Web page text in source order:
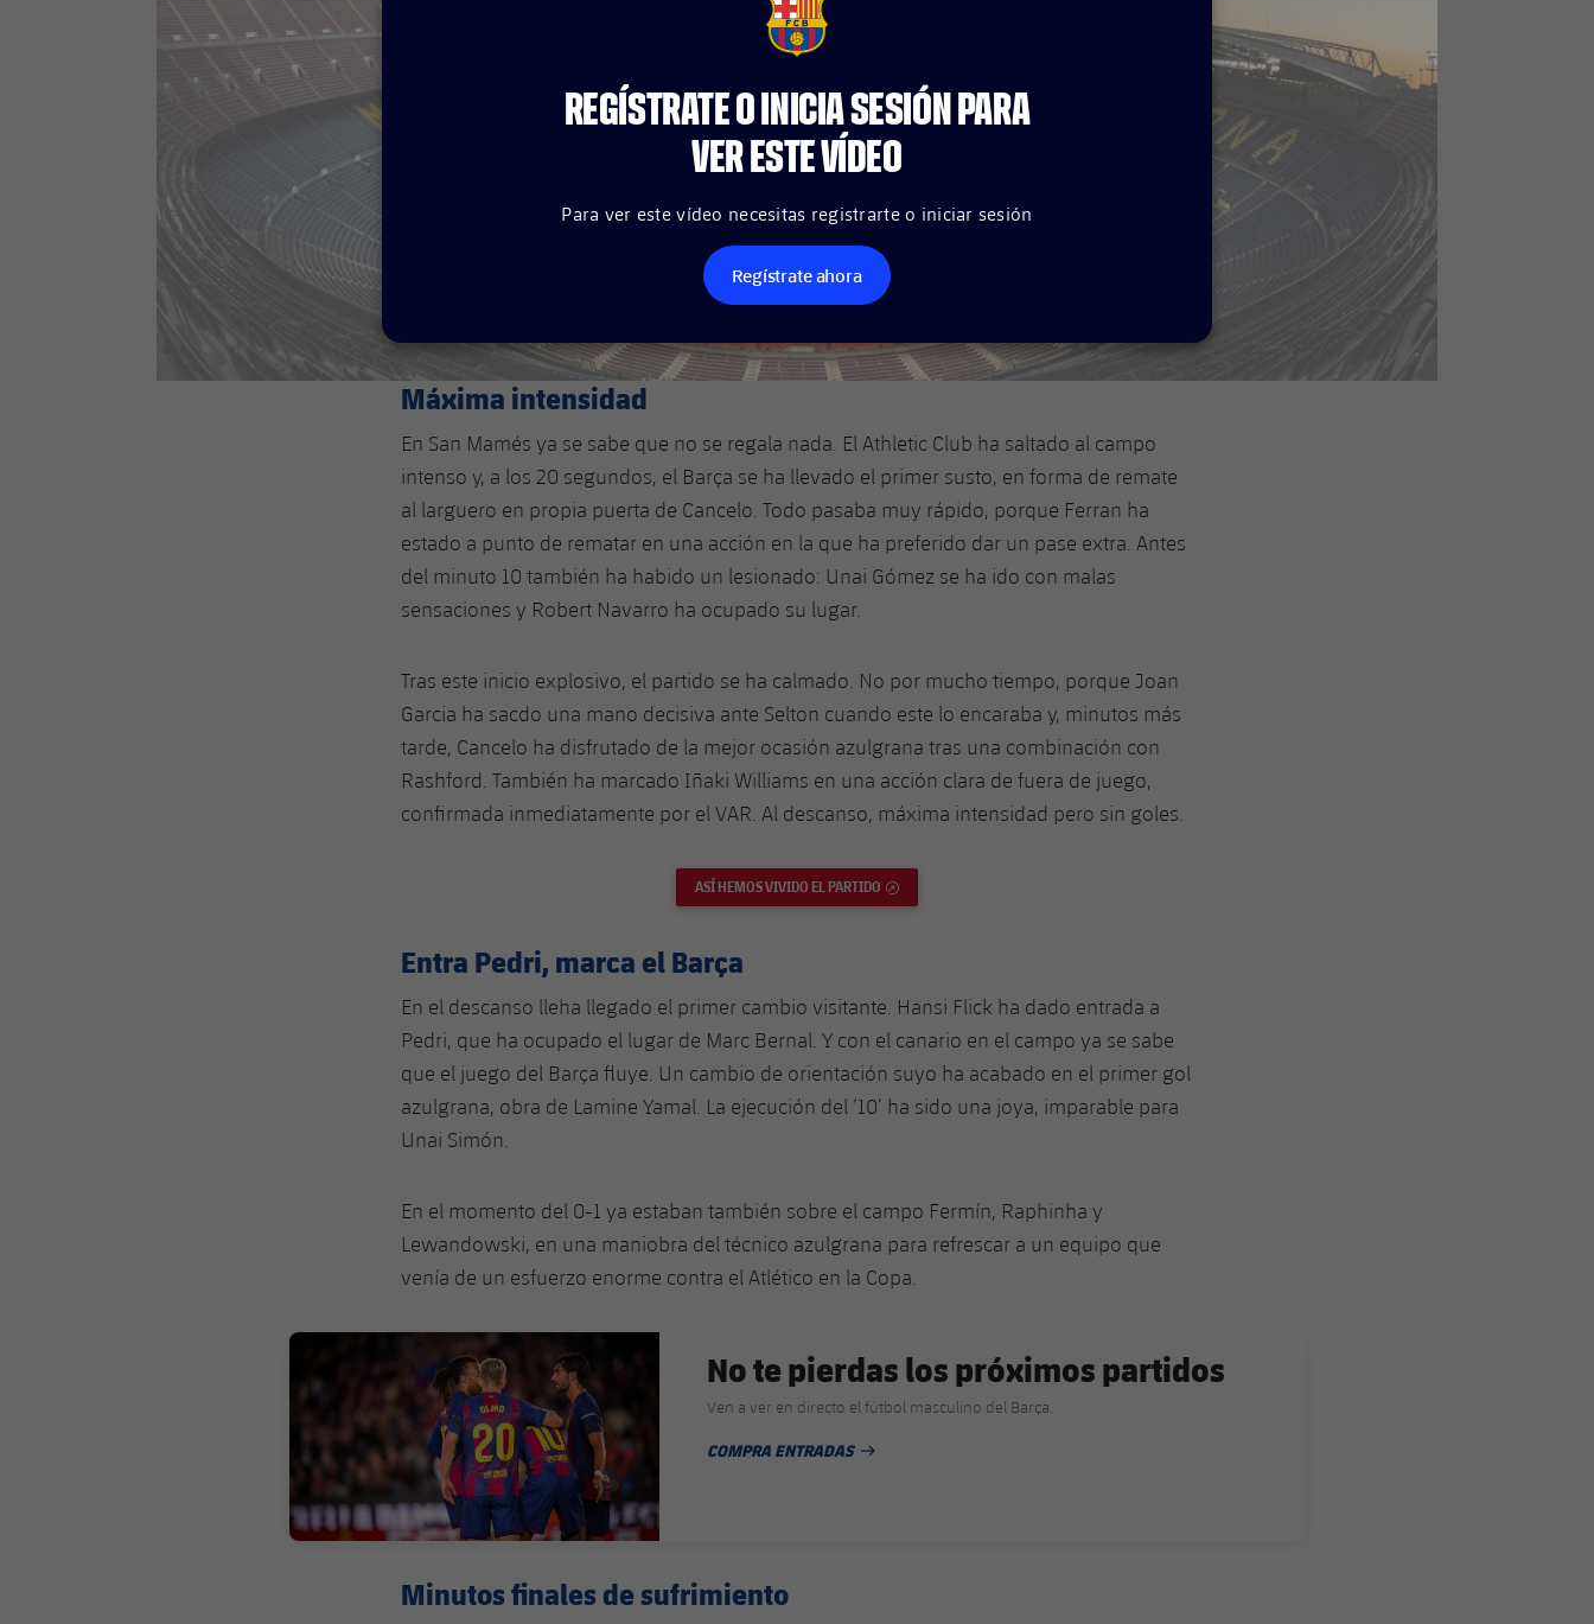
FCB Barcelona badge
REGÍSTRATE O INICIA SESIÓN PARA
VER ESTE VÍDEO
Para ver este vídeo necesitas registrarte o iniciar sesión
Regístrate ahora
Máxima intensidad
En San Mamés ya se sabe que no se regala nada. El Athletic Club ha saltado al campo
intenso y, a los 20 segundos, el Barça se ha llevado el primer susto, en forma de remate
al larguero en propia puerta de Cancelo. Todo pasaba muy rápido, porque Ferran ha
estado a punto de rematar en una acción en la que ha preferido dar un pase extra. Antes
del minuto 10 también ha habido un lesionado: Unai Gómez se ha ido con malas
sensaciones y Robert Navarro ha ocupado su lugar.
Tras este inicio explosivo, el partido se ha calmado. No por mucho tiempo, porque Joan
Garcia ha sacdo una mano decisiva ante Selton cuando este lo encaraba y, minutos más
tarde, Cancelo ha disfrutado de la mejor ocasión azulgrana tras una combinación con
Rashford. También ha marcado Iñaki Williams en una acción clara de fuera de juego,
confirmada inmediatamente por el VAR. Al descanso, máxima intensidad pero sin goles.
ASÍ HEMOS VIVIDO EL PARTIDO
Entra Pedri, marca el Barça
En el descanso lleha llegado el primer cambio visitante. Hansi Flick ha dado entrada a
Pedri, que ha ocupado el lugar de Marc Bernal. Y con el canario en el campo ya se sabe
que el juego del Barça fluye. Un cambio de orientación suyo ha acabado en el primer gol
azulgrana, obra de Lamine Yamal. La ejecución del ‘10’ ha sido una joya, imparable para
Unai Simón.
En el momento del 0-1 ya estaban también sobre el campo Fermín, Raphinha y
Lewandowski, en una maniobra del técnico azulgrana para refrescar a un equipo que
venía de un esfuerzo enorme contra el Atlético en la Copa.
FC Barcelona club badge
No te pierdas los próximos partidos
Ven a ver en directo el fútbol masculino del Barça.
COMPRA ENTRADAS
FECHA DE PUBLICACIÓN
Minutos finales de sufrimiento